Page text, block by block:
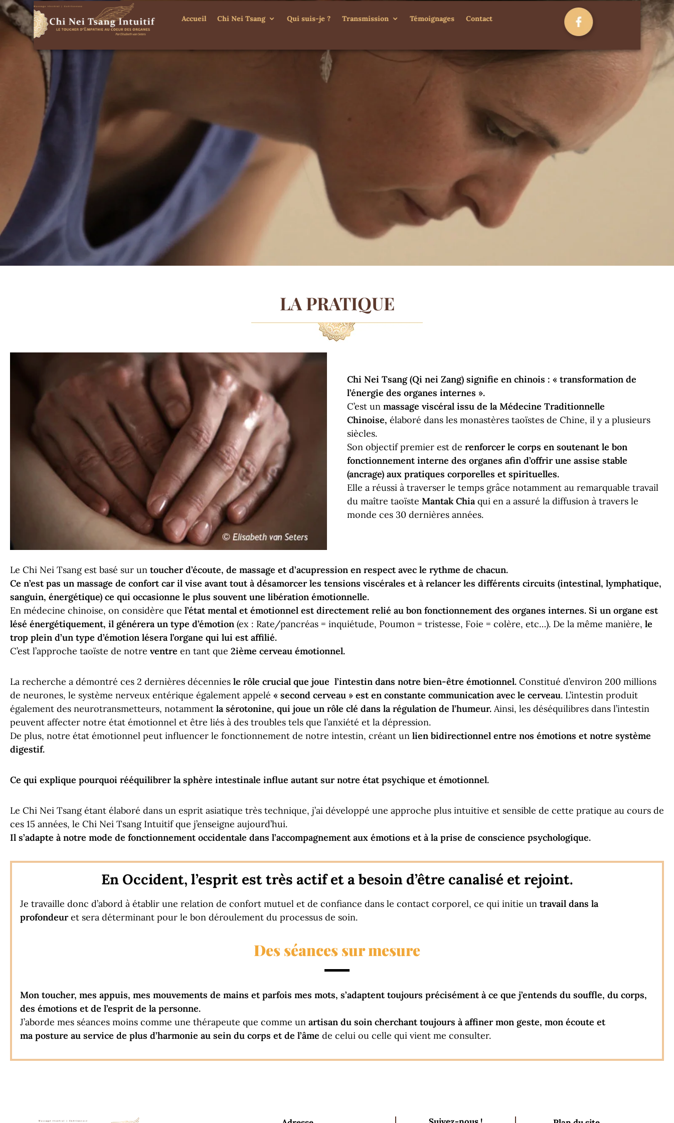
Accueil Chi Nei Tsang Qui suis-je ? Transmission Témoignages Contact
LA PRATIQUE
Chi Nei Tsang (Qi nei Zang) signifie en chinois : « transformation de
l’énergie des organes internes ».
C’est un massage viscéral issu de la Médecine Traditionnelle
Chinoise, élaboré dans les monastères taoïstes de Chine, il y a plusieurs
siècles.
Son objectif premier est de renforcer le corps en soutenant le bon
fonctionnement interne des organes afin d’offrir une assise stable
(ancrage) aux pratiques corporelles et spirituelles.
Elle a réussi à traverser le temps grâce notamment au remarquable travail
du maître taoïste Mantak Chiaqui en a assuré la diffusion à travers le
monde ces 30 dernières années.
Le Chi Nei Tsang est basé sur un toucher d’écoute, de massage et d’acupression en respect avec le rythme de chacun.
Ce n’est pas un massage de confort car il vise avant tout à désamorcer les tensions viscérales et à relancer les différents circuits (intestinal, lymphatique,
sanguin, énergétique) ce qui occasionne le plus souvent une libération émotionnelle.
En médecine chinoise, on considère que l’état mental et émotionnel est directement relié au bon fonctionnement des organes internes. Si un organe est
lésé énergétiquement, il générera un type d’émotion (ex : Rate/pancréas = inquiétude, Poumon = tristesse, Foie = colère, etc…). De la même manière, le
trop plein d’un type d’émotion lésera l’organe qui lui est affilié.
C’est l’approche taoïste de notre ventre en tant que 2ième cerveau émotionnel.
La recherche a démontré ces 2 dernières décennies le rôle crucial que joue l’intestin dans notre bien-être émotionnel. Constitué d’environ 200 millions
de neurones, le système nerveux entérique également appelé « second cerveau » est en constante communication avec le cerveau. L’intestin produit
également des neurotransmetteurs, notamment la sérotonine, qui joue un rôle clé dans la régulation de l’humeur. Ainsi, les déséquilibres dans l’intestin
peuvent affecter notre état émotionnel et être liés à des troubles tels que l’anxiété et la dépression.
De plus, notre état émotionnel peut influencer le fonctionnement de notre intestin, créant un lien bidirectionnel entre nos émotions et notre système
digestif.
Ce qui explique pourquoi rééquilibrer la sphère intestinale influe autant sur notre état psychique et émotionnel.
Le Chi Nei Tsang étant élaboré dans un esprit asiatique très technique, j’ai développé une approche plus intuitive et sensible de cette pratique au cours de
ces 15 années, le Chi Nei Tsang Intuitif que j’enseigne aujourd’hui.
Il s’adapte à notre mode de fonctionnement occidentale dans l’accompagnement aux émotions et à la prise de conscience psychologique.
En Occident, l’esprit est très actif et a besoin d’être canalisé et rejoint.
Je travaille donc d’abord à établir une relation de confort mutuel et de confiance dans le contact corporel, ce qui initie un travail dans la
profondeuret sera déterminant pour le bon déroulement du processus de soin.
Des séances sur mesure
Mon toucher, mes appuis, mes mouvements de mains et parfois mes mots, s’adaptent toujours précisément à ce que j’entends du souffle, du corps,
des émotions et de l’esprit de la personne.
J’aborde mes séances moins comme une thérapeute que comme un artisan du soin cherchant toujours à affiner mon geste, mon écoute et
ma posture au service de plus d’harmonie au sein du corps et de l’âme de celui ou celle qui vient me consulter.